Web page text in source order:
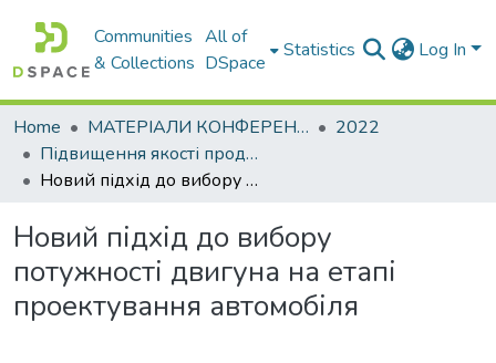
Communities
& Collections
All of
DSpace
Statistics Log In
Home МАТЕРІАЛИ КОНФЕРЕНЦІЙ
2022
Підвищення якості продукції машинобудівних та ремонтних підприємств
Новий підхід до вибору потужності двигуна на етапі проектування автомобіля
Новий підхід до вибору
потужності двигуна на етапі
проектування автомобіля